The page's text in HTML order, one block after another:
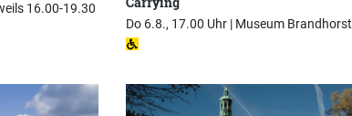
16.00-19.30
Do 6.8., 17.00 Uhr | Museum Brandhorst